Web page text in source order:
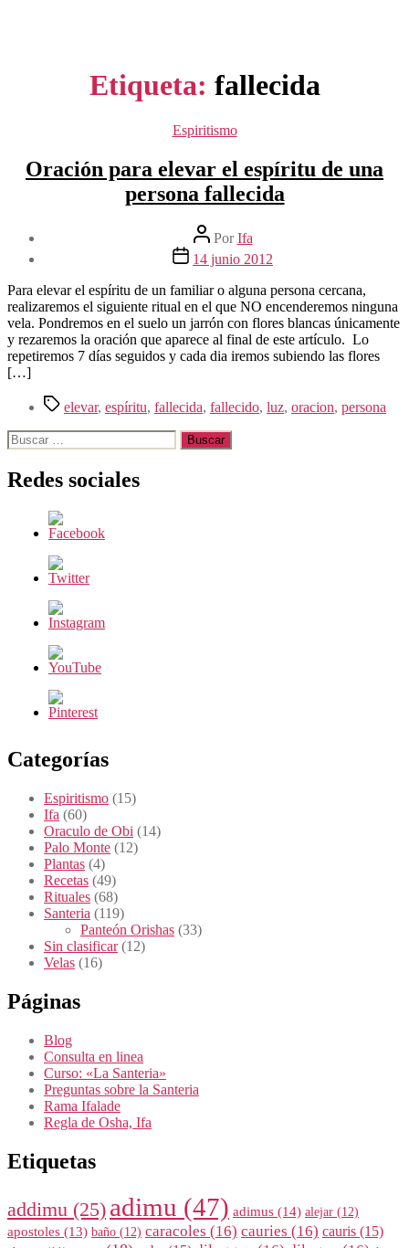
Etiqueta: fallecida
Categorías
Espiritismo
Oración para elevar el espíritu de una
persona fallecida
Autor
de
la
PorIfa
Fecha
la
entrada
14 junio 2012
Para elevar el espíritu de un familiar o alguna persona cercana,
realizaremos el siguiente ritual en el que NO encenderemos ninguna
vela. Pondremos en el suelo un jarrón con flores blancas únicamente
y rezaremos la oración que aparece al final de este artículo. Lo
repetiremos 7 días seguidos y cada dia iremos subiendo las flores
[…]
Etiquetas
elevar, espíritu, fallecida, fallecido, luz, oracion, persona
Buscar:
Redes sociales
Categorías
Espiritismo (15)
Ifa (60)
Oraculo de Obi (14)
Palo Monte (12)
Plantas (4)
Recetas (49)
Rituales (68)
Santeria (119)
Panteón Orishas (33)
Sin clasificar(12)
Velas (16)
Páginas
Blog
Consulta en linea
Curso: «La Santeria»
Preguntas sobre la Santeria
Rama Ifalade
Regla de Osha, Ifa
Etiquetas
addimu (25) adimu (47) adimus (14) alejar (12)
apostoles (13) baño (12) caracoles (16) cauries (16) cauris (15)